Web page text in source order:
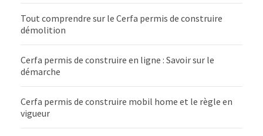
Tout comprendre sur le Cerfa permis de construire
démolition
Cerfa permis de construire en ligne : Savoir sur le
démarche
Cerfa permis de construire mobil home et le règle en
vigueur